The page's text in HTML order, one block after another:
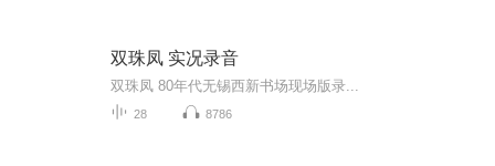
双珠凤 实况录音
双珠凤 80年代无锡西新书场现场版录...
28 8786